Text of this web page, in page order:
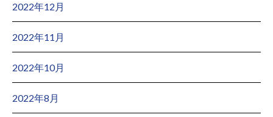
2022年12月
2022年11月
2022年10月
2022年8月